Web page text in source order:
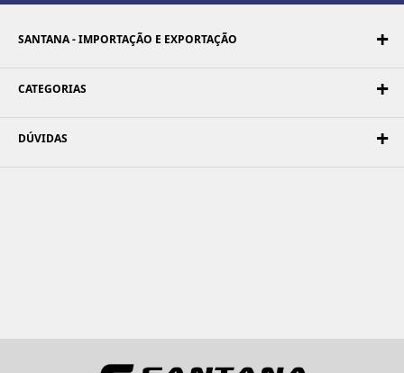
SANTANA - IMPORTAÇÃO E EXPORTAÇÃO
CATEGORIAS
DÚVIDAS